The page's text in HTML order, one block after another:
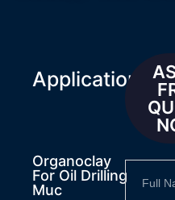
Applications
Organoclay
For Oil Drilling
Muc